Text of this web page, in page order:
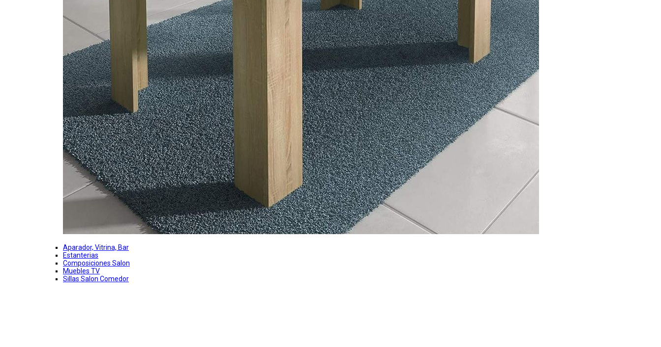
Aparador, Vitrina, Bar
Estanterias
Composiciones Salon
Muebles TV
Sillas Salon Comedor